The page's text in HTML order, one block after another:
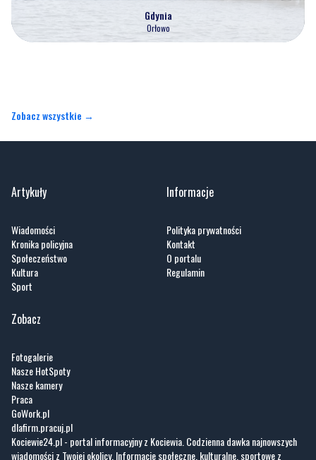
Gdynia
Orłowo
Zobacz wszystkie →
Artykuły
Wiadomości
Kronika policyjna
Społeczeństwo
Kultura
Sport
Informacje
Polityka prywatności
Kontakt
O portalu
Regulamin
Zobacz
Fotogalerie
Nasze HotSpoty
Nasze kamery
Praca
GoWork.pl
dlafirm.pracuj.pl
Kociewie24.pl - portal informacyjny z Kociewia. Codzienna dawka najnowszych
wiadomości z Twojej okolicy. Informacje społeczne, kulturalne, sportowe z